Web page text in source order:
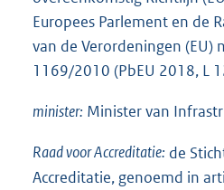
Europees Parlement en de
van de Verordeningen (EU)
1169/2010 (PbEU 2018, L
minister: Minister van
Raad voor Accreditatie: de
Accreditatie, genoemd in